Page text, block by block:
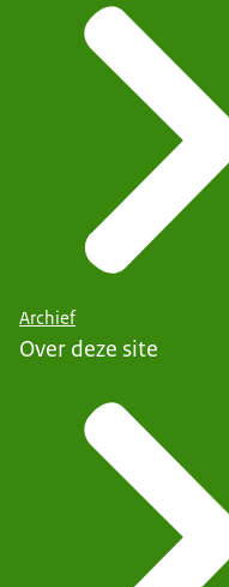
Archief
Over deze site